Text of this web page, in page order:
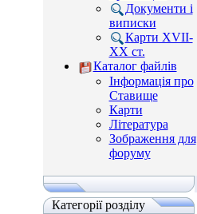
Документи і
виписки
Карти XVII-
XX ст.
Каталог файлів
Інформація про
Ставище
Карти
Література
Зображення для
форуму
Категорії розділу